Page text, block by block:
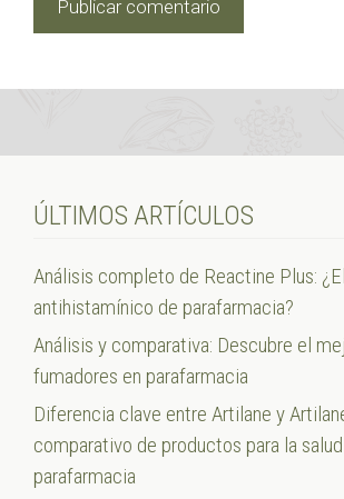
ÚLTIMOS ARTÍCULOS
Análisis completo de Reactine Plus:
antihistamínico de parafarmacia?
Análisis y comparativa: Descubre el
fumadores en parafarmacia
Diferencia clave entre Artilane y
comparativo de productos para la
parafarmacia